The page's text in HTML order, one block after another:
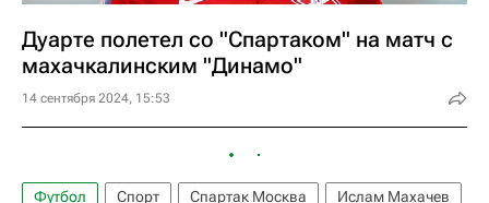
Дуарте полетел со "Спартаком" на матч с
махачкалинским "Динамо"
14 сентября 2024, 15:53
Футбол Спорт Спартак Москва
Ислам Махачев